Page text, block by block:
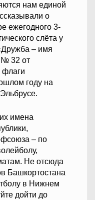
нам единой
о
ежегодного 3-
слёта у
– имя
№ 32 от
году на
имена
– по
Не отсюда
Башкортостана
в Нижнем
дойти до